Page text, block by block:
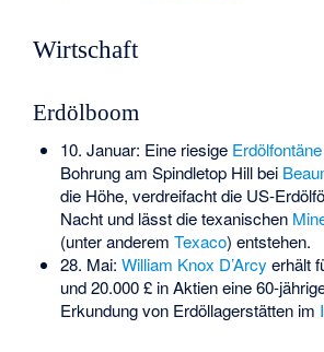
Wirtschaft
Erdölboom
10. Januar: Eine riesige Erdölfontäne
Bohrung am Spindletop Hill bei
die Höhe, verdreifacht die US-
Nacht und lässt die texanischen
(unter anderem Texaco) entstehen.
28. Mai: William Knox D’Arcy erhält
und 20.000 £ in Aktien eine 60-
Erkundung von Erdöllagerstätten im